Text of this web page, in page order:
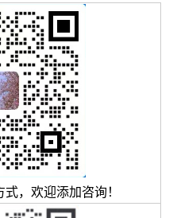
，欢迎添加咨询！